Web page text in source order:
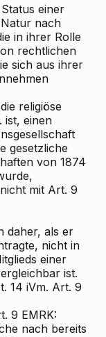
einer
nach
in ihrer Rolle
rechtlichen
sich aus ihrer
religiöse
ist, einen
gesetzliche
von 1874
mit Art. 9
daher, als er
nicht in
einer
ist.
14 iVm. Art. 9
9 EMRK:
nach bereits